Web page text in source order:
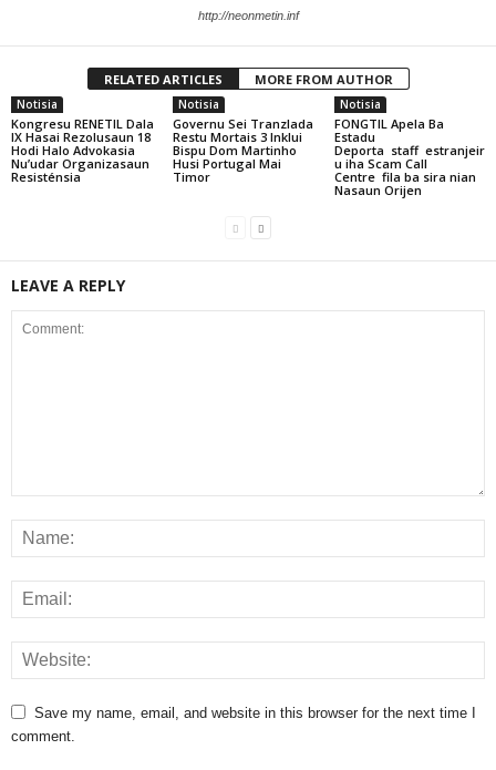
http://neonmetin.inf
RELATED ARTICLES MORE FROM AUTHOR
Notisia
Kongresu RENETIL Dala
IX Hasai Rezolusaun 18
Hodi Halo Advokasia
Nu’udar Organizasaun
Resisténsia
Notisia
Governu Sei Tranzlada
Restu Mortais 3 Inklui
Bispu Dom Martinho
Husi Portugal Mai
Timor
Notisia
FONGTIL Apela Ba
Estadu
Deporta staff estranjeir
u iha Scam Call
Centre fila ba sira nian
Nasaun Orijen
LEAVE A REPLY
Save my name, email, and website in this browser for the next time I
comment.